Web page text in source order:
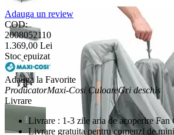
Adauga un review
COD:
2008052110
1.369,00 Lei
Stoc epuizat
Adauga la Favorite
ProducatorMaxi-Cosi CuloareGri deschis
Livrare
Livrare : 1-3 zile aria de acoperire Fan
Livrare gratuita pentru comenzi de